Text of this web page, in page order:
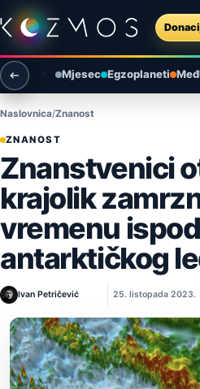
Preskoči na sadržaj
Otvori izbornik
Otvori pretragu
Mjesec Egzoplaneti
Naslovnica Znanost
ZNANOST
Znanstvenici
krajolik
vremenu ispod
antarktičkog
Ivan Petričević 25. listopada 2023.